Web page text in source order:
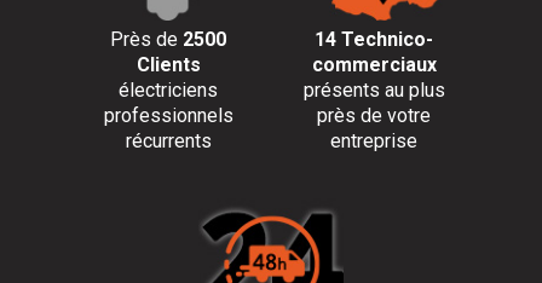
Près de 2500
Clients
électriciens
professionnels
récurrents
14 Technico-
commerciaux
présents au plus
près de votre
entreprise